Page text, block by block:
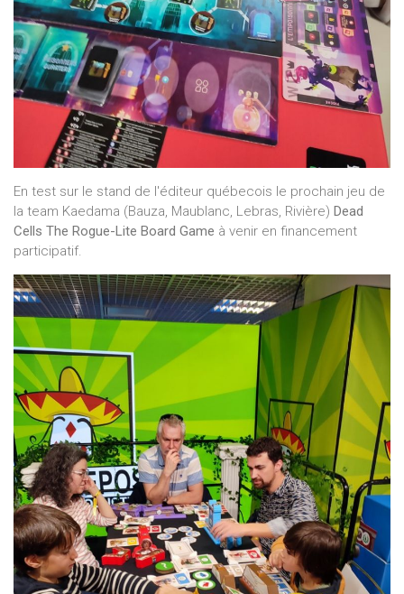
En test sur le stand de l'éditeur québecois le prochain jeu de
la team Kaedama (Bauza, Maublanc, Lebras, Rivière) Dead
Cells The Rogue-Lite Board Game à venir en financement
participatif.